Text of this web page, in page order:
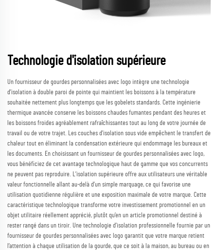
Technologie d'isolation supérieure
Un fournisseur de gourdes personnalisées avec logo intègre une technologie
d’isolation à double paroi de pointe qui maintient les boissons à la température
souhaitée nettement plus longtemps que les gobelets standards. Cette ingénierie
thermique avancée conserve les boissons chaudes fumantes pendant des heures et
les boissons froides agréablement rafraîchissantes tout au long de votre journée de
travail ou de votre trajet. Les couches d’isolation sous vide empêchent le transfert de
chaleur tout en éliminant la condensation extérieure qui endommage les bureaux et
les documents. En choisissant un fournisseur de gourdes personnalisées avec logo,
vous bénéficiez de cet avantage technologique haut de gamme que vos concurrents
ne peuvent pas reproduire. L’isolation supérieure offre aux utilisateurs une véritable
valeur fonctionnelle allant au-delà d’un simple marquage, ce qui favorise une
utilisation quotidienne régulière et une exposition maximale de votre marque. Cette
caractéristique technologique transforme votre investissement promotionnel en un
objet utilitaire réellement apprécié, plutôt qu’en un article promotionnel destiné à
rester rangé dans un tiroir. Une technologie d’isolation professionnelle fournie par un
fournisseur de gourdes personnalisées avec logo garantit que votre marque retient
l’attention à chaque utilisation de la gourde, que ce soit à la maison, au bureau ou en